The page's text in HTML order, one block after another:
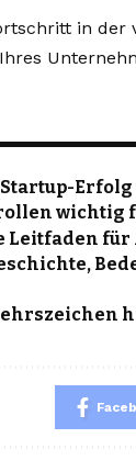
in der
Startup-
wichtig
Leitfaden